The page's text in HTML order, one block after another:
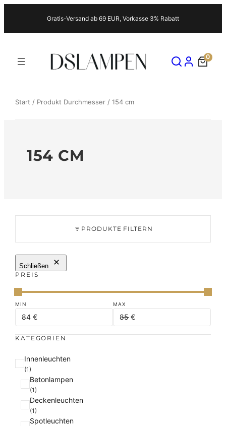
springen
Gratis-Versand ab 69 EUR, Vorkasse 3% Rabatt
0
Start / Produkt Durchmesser / 154 cm
154 CM
PRODUKTE FILTERN
Schließen
PREIS
KATEGORIEN
K
a
Innenleuchten
(1)
Betonlampen
(1)
Deckenleuchten
(1)
Spotleuchten